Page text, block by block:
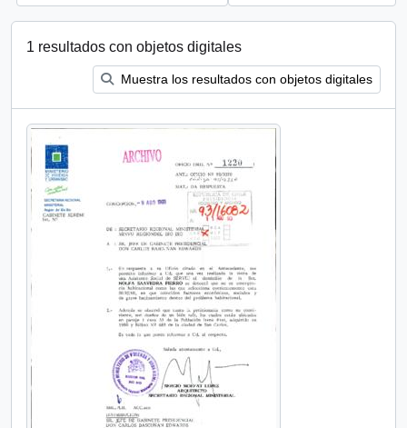
1 resultados con objetos digitales
Muestra los resultados con objetos digitales